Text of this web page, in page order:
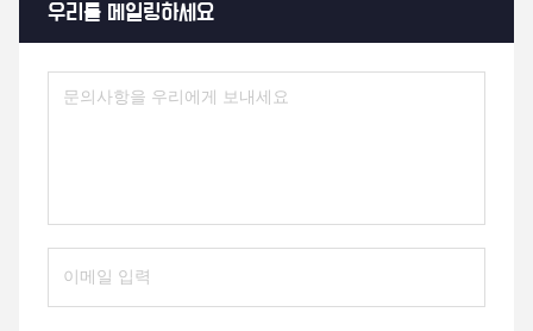
우리를 메일링하세요